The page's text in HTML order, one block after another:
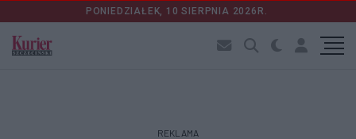
PONIEDZIAŁEK, 10 SIERPNIA 2026R.
REKLAMA